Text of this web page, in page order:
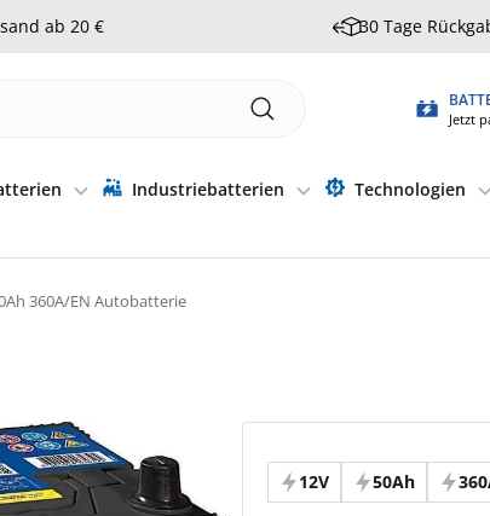
ab 20 € 30 Tage
Jetzt
Industriebatterien Technologien
360A/EN Autobatterie
12V 50Ah